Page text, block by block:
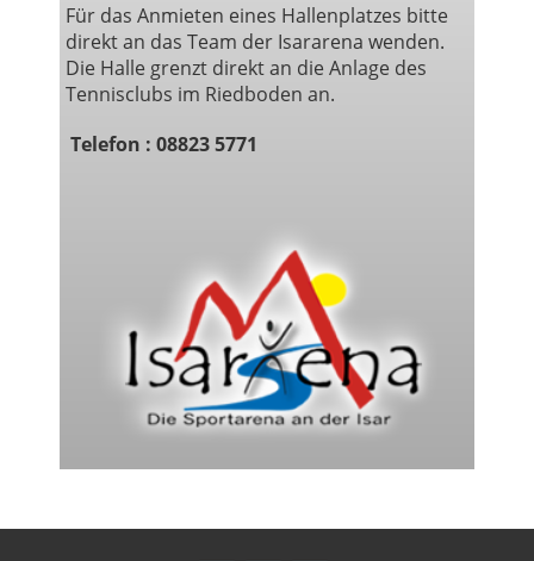
Für das Anmieten eines Hallenplatzes bitte
direkt an das Team der Isararena wenden.
Die Halle grenzt direkt an die Anlage des
Tennisclubs im Riedboden an.
Telefon : 08823 5771